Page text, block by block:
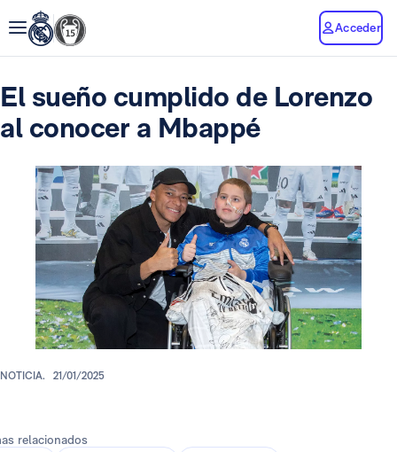
Acceder
El sueño cumplido de Lorenzo
al conocer a Mbappé
NOTICIA. 21/01/2025
relacionados